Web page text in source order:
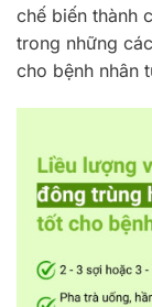
chế biến thành
trong những
cho bệnh nhân